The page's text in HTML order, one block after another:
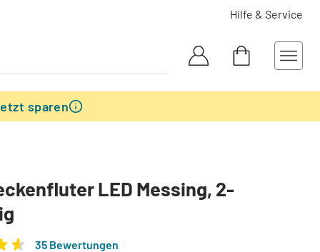
Hilfe & Service
sparen
LED Messing, 2-
35 Bewertungen